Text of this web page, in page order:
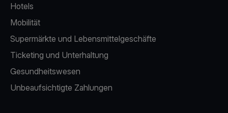
Hotels
Mobilität
Supermärkte und Lebensmittelgeschäfte
Ticketing und Unterhaltung
Gesundheitswesen
Unbeaufsichtigte Zahlungen